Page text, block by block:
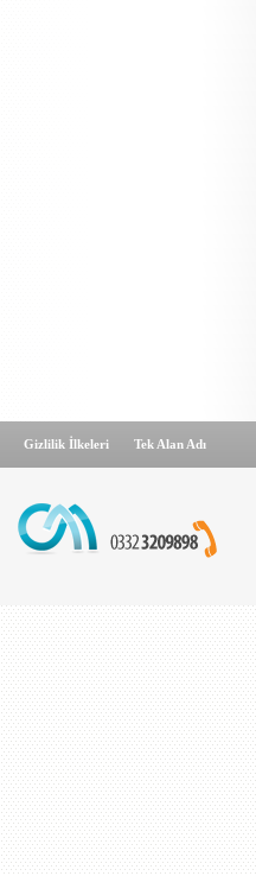
Gizlilik İlkeleri Tek Alan Adı